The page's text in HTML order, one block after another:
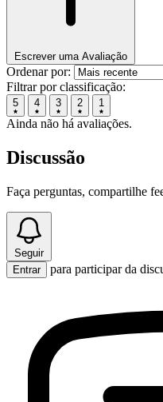
Escrever uma Avaliação
Ordenar por:
Filtrar por classificação:
5 4 3 2 1
Ainda não há avaliações.
Discussão
Faça perguntas, compartilhe
Seguir
Entrar
para participar da